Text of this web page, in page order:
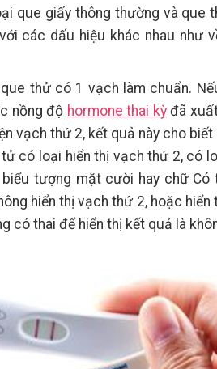
que giấy thông thường và que
các dấu hiệu khác nhau như
que thử có 1 vạch làm chuẩn.
nồng độ hormone thai kỳđã
vạch thứ 2, kết quả này cho
có loại hiển thị vạch thứ 2, có
tượng mặt cười hay chữ Có
hiển thị vạch thứ 2, hoặc
có thai để hiển thị kết quả là